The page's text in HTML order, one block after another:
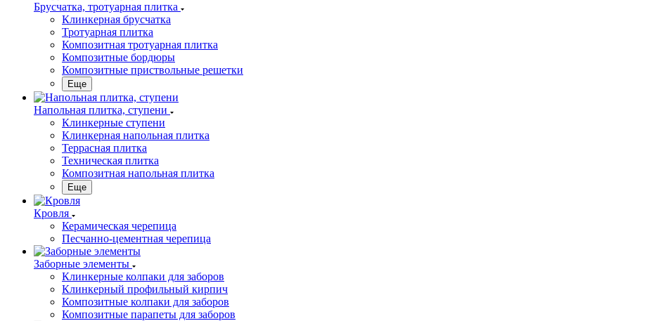
Брусчатка, тротуарная плитка
Клинкерная брусчатка
Тротуарная плитка
Композитная тротуарная плитка
Композитные бордюры
Композитные приствольные решетки
Еще
Напольная плитка, ступени
Клинкерные ступени
Клинкерная напольная плитка
Террасная плитка
Техническая плитка
Композитная напольная плитка
Еще
Кровля
Керамическая черепица
Песчанно-цементная черепица
Заборные элементы
Клинкерные колпаки для заборов
Клинкерный профильный кирпич
Композитные колпаки для заборов
Композитные парапеты для заборов